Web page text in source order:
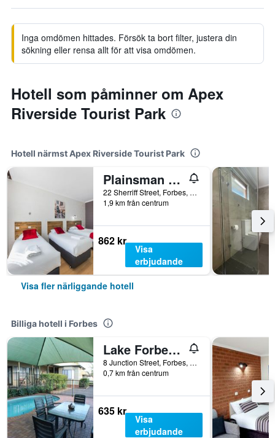
Inga omdömen hittades. Försök ta bort filter, justera din
sökning eller rensa allt för att visa omdömen.
Hotell som påminner om Apex
Riverside Tourist Park
Hotell närmst Apex Riverside Tourist Park
Plainsman Motel
22 Sherriff Street, Forbes, NSW, Australien
1,9 km från centrum
862 kr
Visa
erbjudande
Visa fler närliggande hotell
Billiga hotell i Forbes
Lake Forbes Motel
8 Junction Street, Forbes, NSW, Australien
0,7 km från centrum
635 kr
Visa
erbjudande